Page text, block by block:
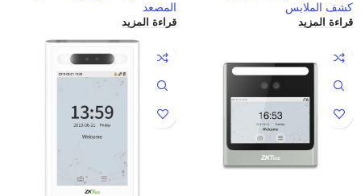
كشف الملابس
قراءة المزيد
المصعد
قراءة المزيد